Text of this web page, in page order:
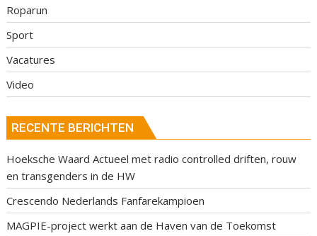
Roparun
Sport
Vacatures
Video
RECENTE BERICHTEN
Hoeksche Waard Actueel met radio controlled driften, rouw
en transgenders in de HW
Crescendo Nederlands Fanfarekampioen
MAGPIE-project werkt aan de Haven van de Toekomst